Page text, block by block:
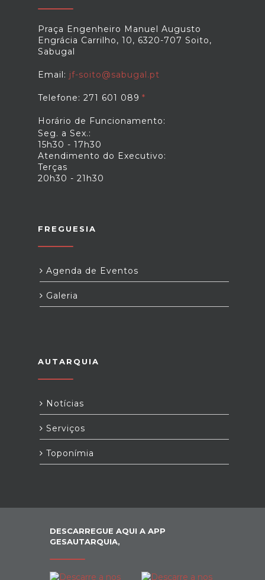
Praça Engenheiro Manuel Augusto
Engrácia Carrilho, 10, 6320-707 Soito,
Sabugal
Email: jf-soito@sabugal.pt
Telefone: 271 601 089
Horário de Funcionamento:
Seg. a Sex.:
15h30 - 17h30
Atendimento do Executivo:
Terças
20h30 - 21h30
FREGUESIA
Agenda de Eventos
Galeria
AUTARQUIA
Notícias
Serviços
Toponímia
DESCARREGUE AQUI A APP
GESAUTARQUIA,